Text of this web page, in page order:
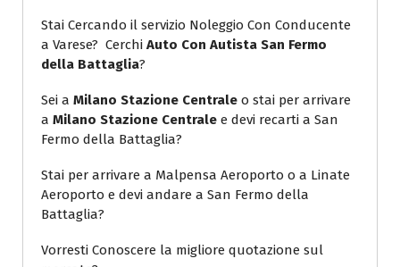
Stai Cercando il servizio Noleggio Con Conducente
a Varese? Cerchi Auto Con Autista San Fermo
della Battaglia?
Sei a Milano Stazione Centrale o stai per arrivare
a Milano Stazione Centrale e devi recarti a San
Fermo della Battaglia?
Stai per arrivare a Malpensa Aeroporto o a Linate
Aeroporto e devi andare a San Fermo della
Battaglia?
Vorresti Conoscere la migliore quotazione sul